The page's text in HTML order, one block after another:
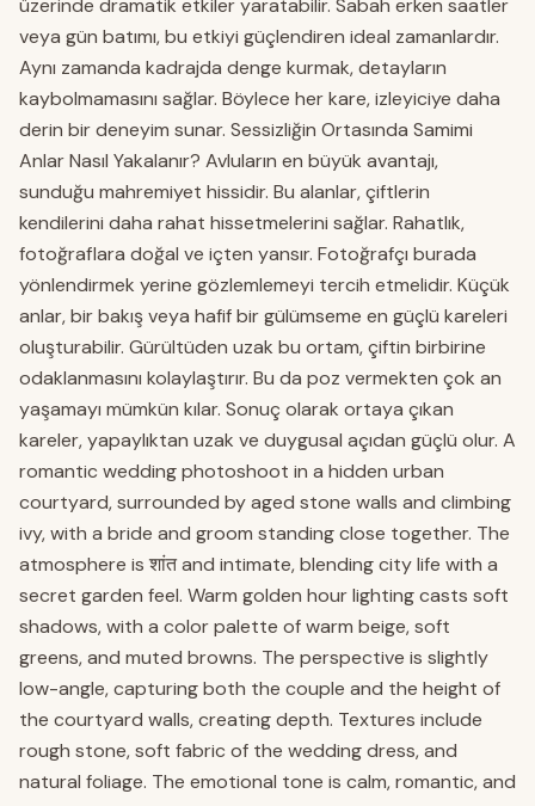
üzerinde dramatik etkiler yaratabilir. Sabah erken saatler
veya gün batımı, bu etkiyi güçlendiren ideal zamanlardır.
Aynı zamanda kadrajda denge kurmak, detayların
kaybolmamasını sağlar. Böylece her kare, izleyiciye daha
derin bir deneyim sunar. Sessizliğin Ortasında Samimi
Anlar Nasıl Yakalanır? Avluların en büyük avantajı,
sunduğu mahremiyet hissidir. Bu alanlar, çiftlerin
kendilerini daha rahat hissetmelerini sağlar. Rahatlık,
fotoğraflara doğal ve içten yansır. Fotoğrafçı burada
yönlendirmek yerine gözlemlemeyi tercih etmelidir. Küçük
anlar, bir bakış veya hafif bir gülümseme en güçlü kareleri
oluşturabilir. Gürültüden uzak bu ortam, çiftin birbirine
odaklanmasını kolaylaştırır. Bu da poz vermekten çok an
yaşamayı mümkün kılar. Sonuç olarak ortaya çıkan
kareler, yapaylıktan uzak ve duygusal açıdan güçlü olur. A
romantic wedding photoshoot in a hidden urban
courtyard, surrounded by aged stone walls and climbing
ivy, with a bride and groom standing close together. The
atmosphere is शांत and intimate, blending city life with a
secret garden feel. Warm golden hour lighting casts soft
shadows, with a color palette of warm beige, soft
greens, and muted browns. The perspective is slightly
low-angle, capturing both the couple and the height of
the courtyard walls, creating depth. Textures include
rough stone, soft fabric of the wedding dress, and
natural foliage. The emotional tone is calm, romantic, and